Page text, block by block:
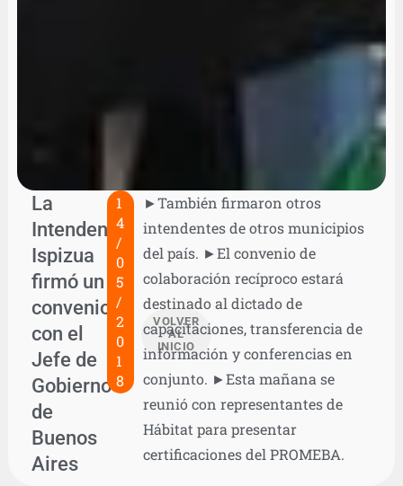
La
Intendenta
Ispizua
firmó un
convenio
con el
Jefe de
Gobierno
de
Buenos
Aires
1
4
/
0
5
/
2
0
1
8
VOLVER
AL
INICIO
►También firmaron otros
intendentes de otros municipios
del país. ►El convenio de
colaboración recíproco estará
destinado al dictado de
capacitaciones, transferencia de
información y conferencias en
conjunto. ►Esta mañana se
reunió con representantes de
Hábitat para presentar
certificaciones del PROMEBA.